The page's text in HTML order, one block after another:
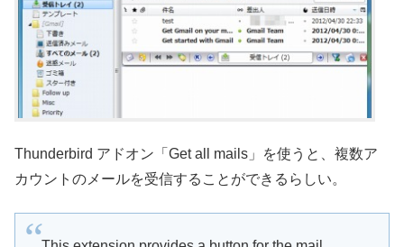
Thunderbird アドオン「Get all mails」を使うと、複数ア
カウントのメールを受信することができるらしい。